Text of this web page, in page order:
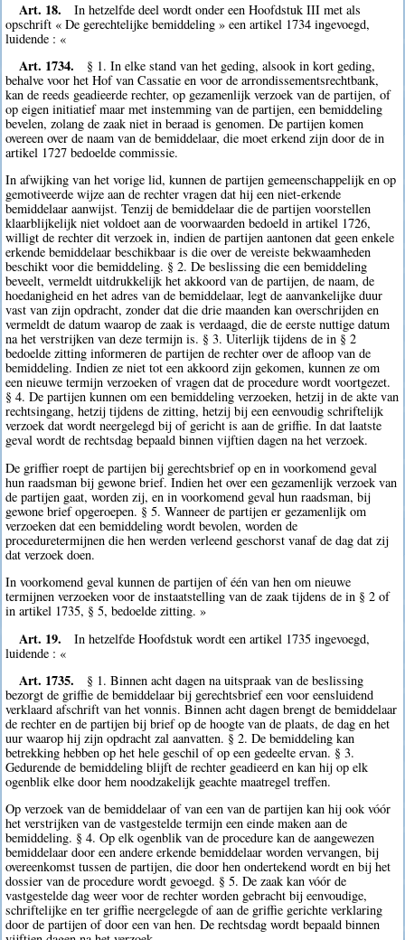
Art. 18.
In hetzelfde deel wordt onder een Hoofdstuk III met als
opschrift « De gerechtelijke bemiddeling » een artikel 1734 ingevoegd,
luidende : «
Art. 1734.
§ 1. In elke stand van het geding, alsook in kort geding,
behalve voor het Hof van Cassatie en voor de arrondissementsrechtbank,
kan de reeds geadieerde rechter, op gezamenlijk verzoek van de partijen, of
op eigen initiatief maar met instemming van de partijen, een bemiddeling
bevelen, zolang de zaak niet in beraad is genomen. De partijen komen
overeen over de naam van de bemiddelaar, die moet erkend zijn door de in
artikel 1727 bedoelde commissie.
In afwijking van het vorige lid, kunnen de partijen gemeenschappelijk en op
gemotiveerde wijze aan de rechter vragen dat hij een niet-erkende
bemiddelaar aanwijst. Tenzij de bemiddelaar die de partijen voorstellen
klaarblijkelijk niet voldoet aan de voorwaarden bedoeld in artikel 1726,
willigt de rechter dit verzoek in, indien de partijen aantonen dat geen enkele
erkende bemiddelaar beschikbaar is die over de vereiste bekwaamheden
beschikt voor die bemiddeling. § 2. De beslissing die een bemiddeling
beveelt, vermeldt uitdrukkelijk het akkoord van de partijen, de naam, de
hoedanigheid en het adres van de bemiddelaar, legt de aanvankelijke duur
vast van zijn opdracht, zonder dat die drie maanden kan overschrijden en
vermeldt de datum waarop de zaak is verdaagd, die de eerste nuttige datum
na het verstrijken van deze termijn is. § 3. Uiterlijk tijdens de in § 2
bedoelde zitting informeren de partijen de rechter over de afloop van de
bemiddeling. Indien ze niet tot een akkoord zijn gekomen, kunnen ze om
een nieuwe termijn verzoeken of vragen dat de procedure wordt voortgezet.
§ 4. De partijen kunnen om een bemiddeling verzoeken, hetzij in de akte van
rechtsingang, hetzij tijdens de zitting, hetzij bij een eenvoudig schriftelijk
verzoek dat wordt neergelegd bij of gericht is aan de griffie. In dat laatste
geval wordt de rechtsdag bepaald binnen vijftien dagen na het verzoek.
De griffier roept de partijen bij gerechtsbrief op en in voorkomend geval
hun raadsman bij gewone brief. Indien het over een gezamenlijk verzoek van
de partijen gaat, worden zij, en in voorkomend geval hun raadsman, bij
gewone brief opgeroepen. § 5. Wanneer de partijen er gezamenlijk om
verzoeken dat een bemiddeling wordt bevolen, worden de
proceduretermijnen die hen werden verleend geschorst vanaf de dag dat zij
dat verzoek doen.
In voorkomend geval kunnen de partijen of één van hen om nieuwe
termijnen verzoeken voor de instaatstelling van de zaak tijdens de in § 2 of
in artikel 1735, § 5, bedoelde zitting. »
Art. 19.
In hetzelfde Hoofdstuk wordt een artikel 1735 ingevoegd,
luidende : «
Art. 1735.
§ 1. Binnen acht dagen na uitspraak van de beslissing
bezorgt de griffie de bemiddelaar bij gerechtsbrief een voor eensluidend
verklaard afschrift van het vonnis. Binnen acht dagen brengt de bemiddelaar
de rechter en de partijen bij brief op de hoogte van de plaats, de dag en het
uur waarop hij zijn opdracht zal aanvatten. § 2. De bemiddeling kan
betrekking hebben op het hele geschil of op een gedeelte ervan. § 3.
Gedurende de bemiddeling blijft de rechter geadieerd en kan hij op elk
ogenblik elke door hem noodzakelijk geachte maatregel treffen.
Op verzoek van de bemiddelaar of van een van de partijen kan hij ook vóór
het verstrijken van de vastgestelde termijn een einde maken aan de
bemiddeling. § 4. Op elk ogenblik van de procedure kan de aangewezen
bemiddelaar door een andere erkende bemiddelaar worden vervangen, bij
overeenkomst tussen de partijen, die door hen ondertekend wordt en bij het
dossier van de procedure wordt gevoegd. § 5. De zaak kan vóór de
vastgestelde dag weer voor de rechter worden gebracht bij eenvoudige,
schriftelijke en ter griffie neergelegde of aan de griffie gerichte verklaring
door de partijen of door een van hen. De rechtsdag wordt bepaald binnen